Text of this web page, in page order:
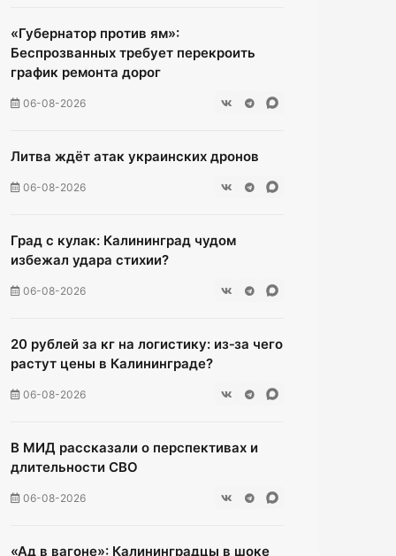
«Губернатор против ям»:
Беспрозванных требует перекроить
график ремонта дорог
06-08-2026
Литва ждёт атак украинских дронов
06-08-2026
Град с кулак: Калининград чудом
избежал удара стихии?
06-08-2026
20 рублей за кг на логистику: из‑за чего
растут цены в Калининграде?
06-08-2026
В МИД рассказали о перспективах и
длительности СВО
06-08-2026
«Ад в вагоне»: Калининградцы в шоке